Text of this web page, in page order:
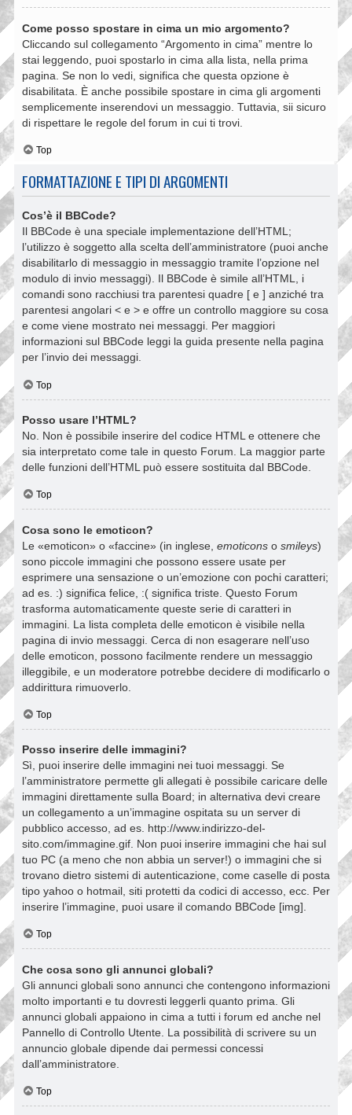
Come posso spostare in cima un mio argomento?
Cliccando sul collegamento “Argomento in cima” mentre lo
stai leggendo, puoi spostarlo in cima alla lista, nella prima
pagina. Se non lo vedi, significa che questa opzione è
disabilitata. È anche possibile spostare in cima gli argomenti
semplicemente inserendovi un messaggio. Tuttavia, sii sicuro
di rispettare le regole del forum in cui ti trovi.
Top
FORMATTAZIONE E TIPI DI ARGOMENTI
Cos’è il BBCode?
Il BBCode è una speciale implementazione dell’HTML;
l’utilizzo è soggetto alla scelta dell’amministratore (puoi anche
disabilitarlo di messaggio in messaggio tramite l’opzione nel
modulo di invio messaggi). Il BBCode è simile all’HTML, i
comandi sono racchiusi tra parentesi quadre [ e ] anziché tra
parentesi angolari < e > e offre un controllo maggiore su cosa
e come viene mostrato nei messaggi. Per maggiori
informazioni sul BBCode leggi la guida presente nella pagina
per l’invio dei messaggi.
Top
Posso usare l’HTML?
No. Non è possibile inserire del codice HTML e ottenere che
sia interpretato come tale in questo Forum. La maggior parte
delle funzioni dell’HTML può essere sostituita dal BBCode.
Top
Cosa sono le emoticon?
Le «emoticon» o «faccine» (in inglese, emoticons o smileys)
sono piccole immagini che possono essere usate per
esprimere una sensazione o un’emozione con pochi caratteri;
ad es. :) significa felice, :( significa triste. Questo Forum
trasforma automaticamente queste serie di caratteri in
immagini. La lista completa delle emoticon è visibile nella
pagina di invio messaggi. Cerca di non esagerare nell’uso
delle emoticon, possono facilmente rendere un messaggio
illeggibile, e un moderatore potrebbe decidere di modificarlo o
addirittura rimuoverlo.
Top
Posso inserire delle immagini?
Sì, puoi inserire delle immagini nei tuoi messaggi. Se
l’amministratore permette gli allegati è possibile caricare delle
immagini direttamente sulla Board; in alternativa devi creare
un collegamento a un’immagine ospitata su un server di
pubblico accesso, ad es. http://www.indirizzo-del-
sito.com/immagine.gif. Non puoi inserire immagini che hai sul
tuo PC (a meno che non abbia un server!) o immagini che si
trovano dietro sistemi di autenticazione, come caselle di posta
tipo yahoo o hotmail, siti protetti da codici di accesso, ecc. Per
inserire l’immagine, puoi usare il comando BBCode [img].
Top
Che cosa sono gli annunci globali?
Gli annunci globali sono annunci che contengono informazioni
molto importanti e tu dovresti leggerli quanto prima. Gli
annunci globali appaiono in cima a tutti i forum ed anche nel
Pannello di Controllo Utente. La possibilità di scrivere su un
annuncio globale dipende dai permessi concessi
dall’amministratore.
Top